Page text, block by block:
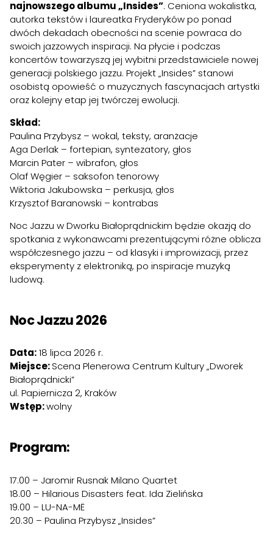
najnowszego albumu „Insides”. Ceniona wokalistka,
autorka tekstów i laureatka Fryderyków po ponad
dwóch dekadach obecności na scenie powraca do
swoich jazzowych inspiracji. Na płycie i podczas
koncertów towarzyszą jej wybitni przedstawiciele nowej
generacji polskiego jazzu. Projekt „Insides” stanowi
osobistą opowieść o muzycznych fascynacjach artystki
oraz kolejny etap jej twórczej ewolucji.
Skład:
Paulina Przybysz – wokal, teksty, aranżacje
Aga Derlak – fortepian, syntezatory, głos
Marcin Pater – wibrafon, głos
Olaf Węgier – saksofon tenorowy
Wiktoria Jakubowska – perkusja, głos
Krzysztof Baranowski – kontrabas
Noc Jazzu w Dworku Białoprądnickim będzie okazją do
spotkania z wykonawcami prezentującymi różne oblicza
współczesnego jazzu – od klasyki i improwizacji, przez
eksperymenty z elektroniką, po inspiracje muzyką
ludową.
Noc Jazzu 2026
Data:18 lipca 2026 r.
Miejsce:Scena Plenerowa Centrum Kultury „Dworek
Białoprądnicki”
ul. Papiernicza 2, Kraków
Wstęp:wolny
Program:
17.00 – Jaromir Rusnak Milano Quartet
18.00 – Hilarious Disasters feat. Ida Zielińska
19.00 – LU-NA-MË
20.30 – Paulina Przybysz „Insides”